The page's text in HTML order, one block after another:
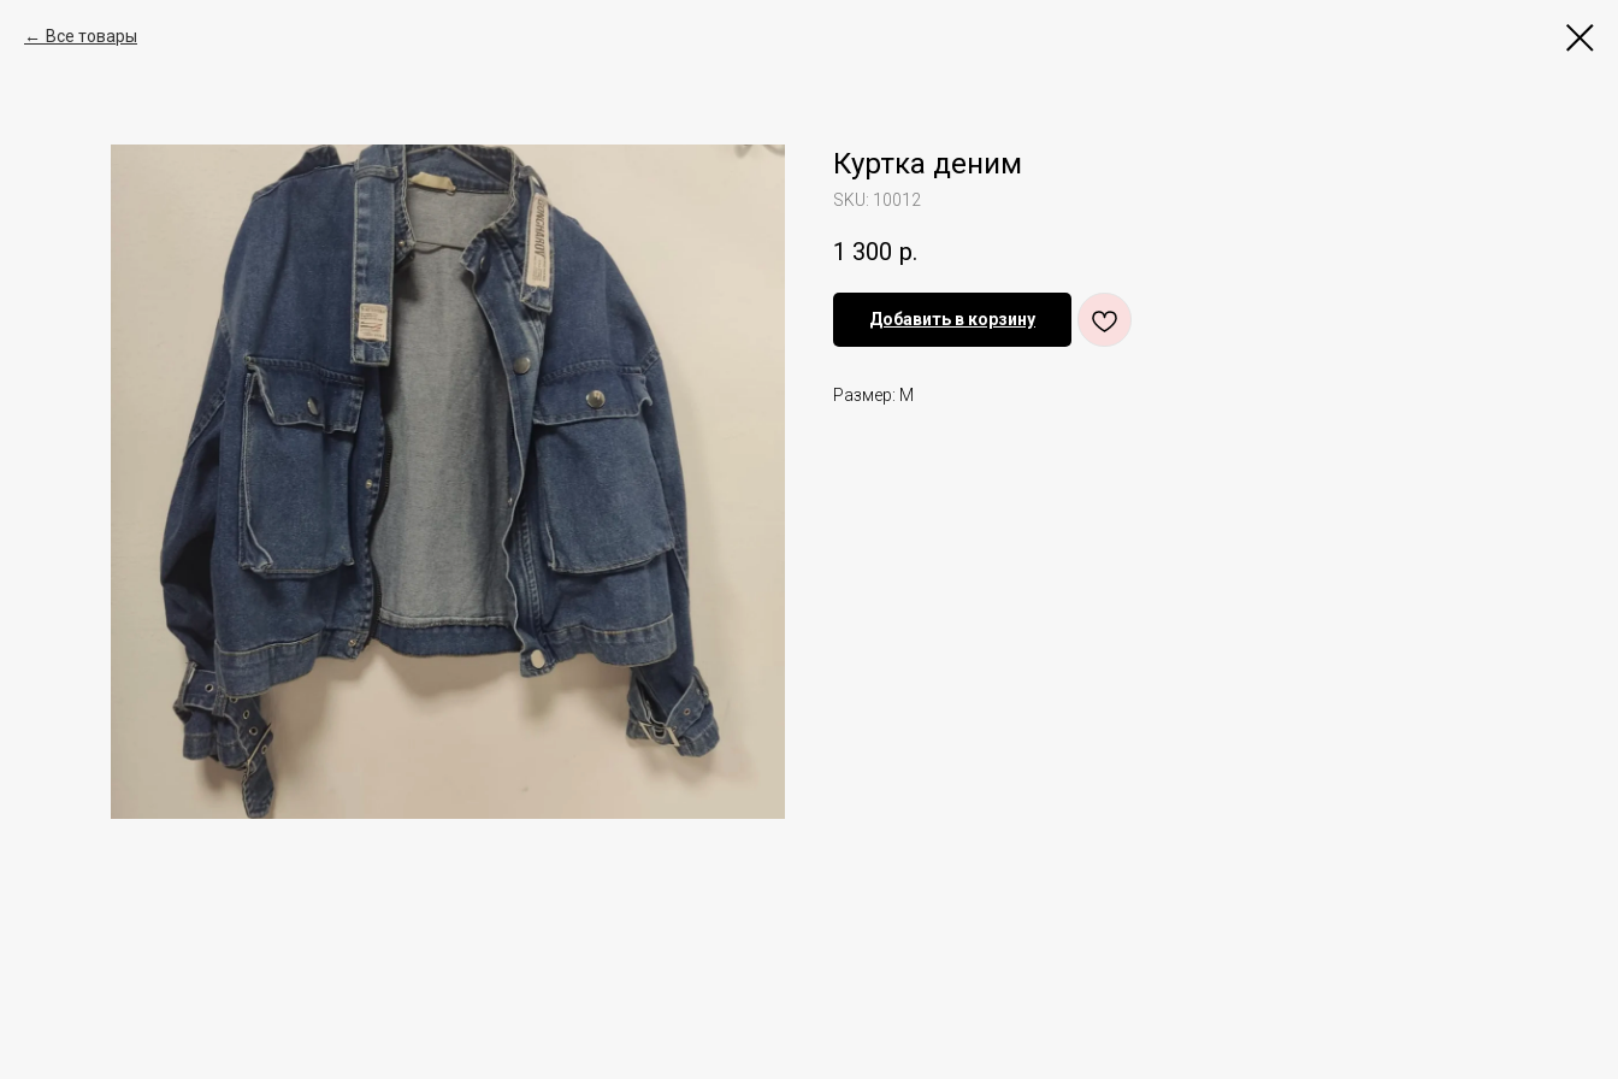
Все товары
Куртка деним
SKU: 10012
1 300 р.
Добавить в корзину
Размер: M